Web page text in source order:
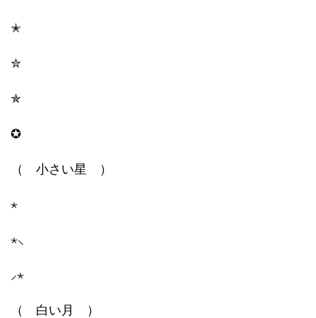
✭
✮
✯
✪
（ 小さい星 ）
⋆
⋆⸜
⸝⋆
（ 白い月 ）